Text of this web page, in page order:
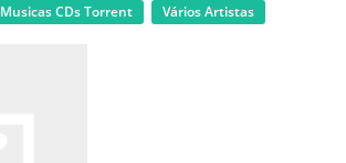
‎Musicas CDs Torrent Vários Artistas